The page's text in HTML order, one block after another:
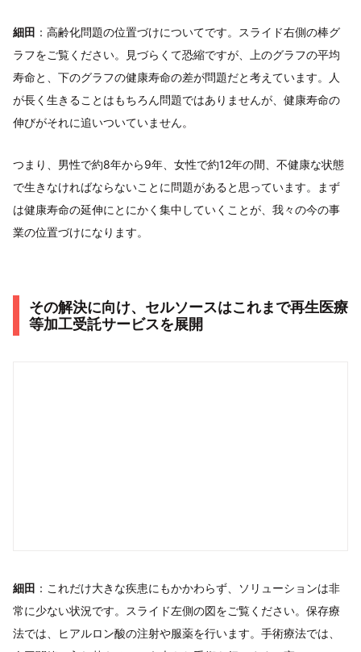
細田 ：高齢化問題の位置づけについてです。スライド右側の棒グ
ラフをご覧ください。見づらくて恐縮ですが、上のグラフの平均
寿命と、下のグラフの健康寿命の差が問題だと考えています。人
が長く生きることはもちろん問題ではありませんが、健康寿命の
伸びがそれに追いついていません。
つまり、男性で約8年から9年、女性で約12年の間、不健康な状態
で生きなければならないことに問題があると思っています。まず
は健康寿命の延伸にとにかく集中していくことが、我々の今の事
業の位置づけになります。
その解決に向け、セルソースはこれまで再生医療
等加工受託サービスを展開
細田 ：これだけ大きな疾患にもかかわらず、ソリューションは非
常に少ない状況です。スライド左側の図をご覧ください。保存療
法では、ヒアルロン酸の注射や服薬を行います。手術療法では、